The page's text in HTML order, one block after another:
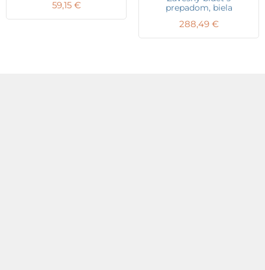
59,15 €
prepadom, biela
288,49 €